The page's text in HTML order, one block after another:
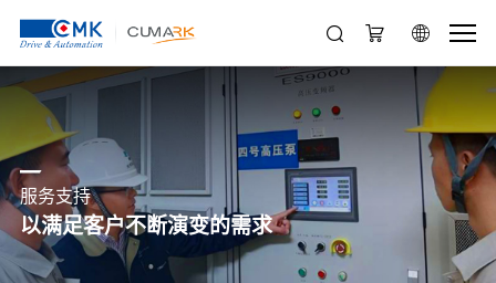
服务支持
以满足客户不断演变的需求